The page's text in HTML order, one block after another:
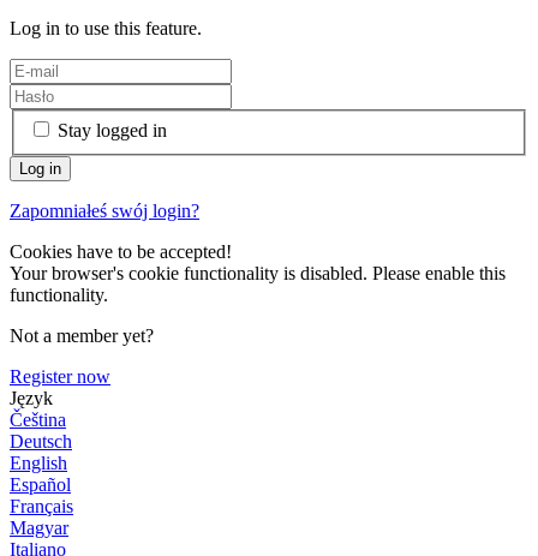
Log in to use this feature.
Stay logged in
Zapomniałeś swój login?
Cookies have to be accepted!
Your browser's cookie functionality is disabled. Please enable this
functionality.
Not a member yet?
Register now
Język
Čeština
Deutsch
English
Español
Français
Magyar
Italiano